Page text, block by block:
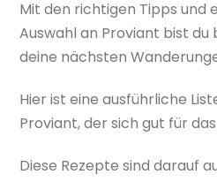
Mit den richtigen Tipps und
Auswahl an Proviant bist
deine nächsten
Hier ist eine ausführliche
Proviant, der sich gut für
Diese Rezepte sind darauf